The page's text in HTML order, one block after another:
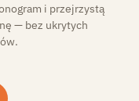
i przejrzystą
— bez ukrytych